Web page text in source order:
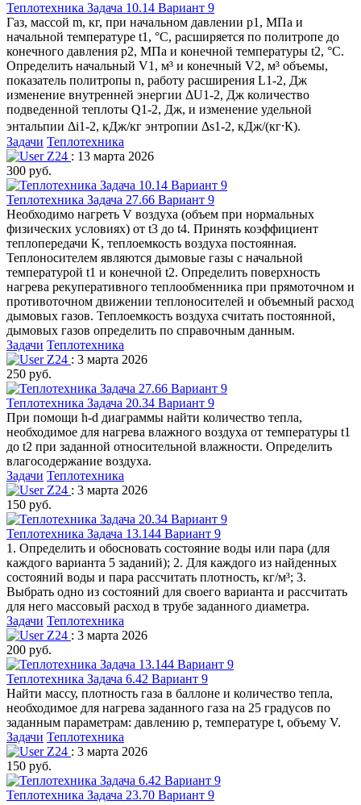
Теплотехника Задача 10.14 Вариант 9
Газ, массой m, кг, при начальном давлении р1, МПа и
начальной температуре t1, °С, расширяется по политропе до
конечного давления р2, МПа и конечной температуры t2, °С.
Определить начальный V1, м³ и конечный V2, м³ объемы,
показатель политропы n, работу расширения L1-2, Дж
изменение внутренней энергии ΔU1-2, Дж количество
подведенной теплоты Q1-2, Дж, и изменение удельной
энтальпии Δi1-2, кДж/кг энтропии Δs1-2, кДж/(кг⸱К).
Задачи Теплотехника
Z24 : 13 марта 2026
300 руб.
Теплотехника Задача 27.66 Вариант 9
Необходимо нагреть V воздуха (объем при нормальных
физических условиях) от t3 до t4. Принять коэффициент
теплопередачи K, теплоемкость воздуха постоянная.
Теплоносителем являются дымовые газы с начальной
температурой t1 и конечной t2. Определить поверхность
нагрева рекуперативного теплообменника при прямоточном и
противоточном движении теплоносителей и объемный расход
дымовых газов. Теплоемкость воздуха считать постоянной,
дымовых газов определить по справочным данным.
Задачи Теплотехника
Z24 : 3 марта 2026
250 руб.
Теплотехника Задача 20.34 Вариант 9
При помощи h-d диаграммы найти количество тепла,
необходимое для нагрева влажного воздуха от температуры t1
до t2 при заданной относительной влажности. Определить
влагосодержание воздуха.
Задачи Теплотехника
Z24 : 3 марта 2026
150 руб.
Теплотехника Задача 13.144 Вариант 9
1. Определить и обосновать состояние воды или пара (для
каждого варианта 5 заданий); 2. Для каждого из найденных
состояний воды и пара рассчитать плотность, кг/м³; 3.
Выбрать одно из состояний для своего варианта и рассчитать
для него массовый расход в трубе заданного диаметра.
Задачи Теплотехника
Z24 : 3 марта 2026
200 руб.
Теплотехника Задача 6.42 Вариант 9
Найти массу, плотность газа в баллоне и количество тепла,
необходимое для нагрева заданного газа на 25 градусов по
заданным параметрам: давлению р, температуре t, объему V.
Задачи Теплотехника
Z24 : 3 марта 2026
150 руб.
Теплотехника Задача 23.70 Вариант 9